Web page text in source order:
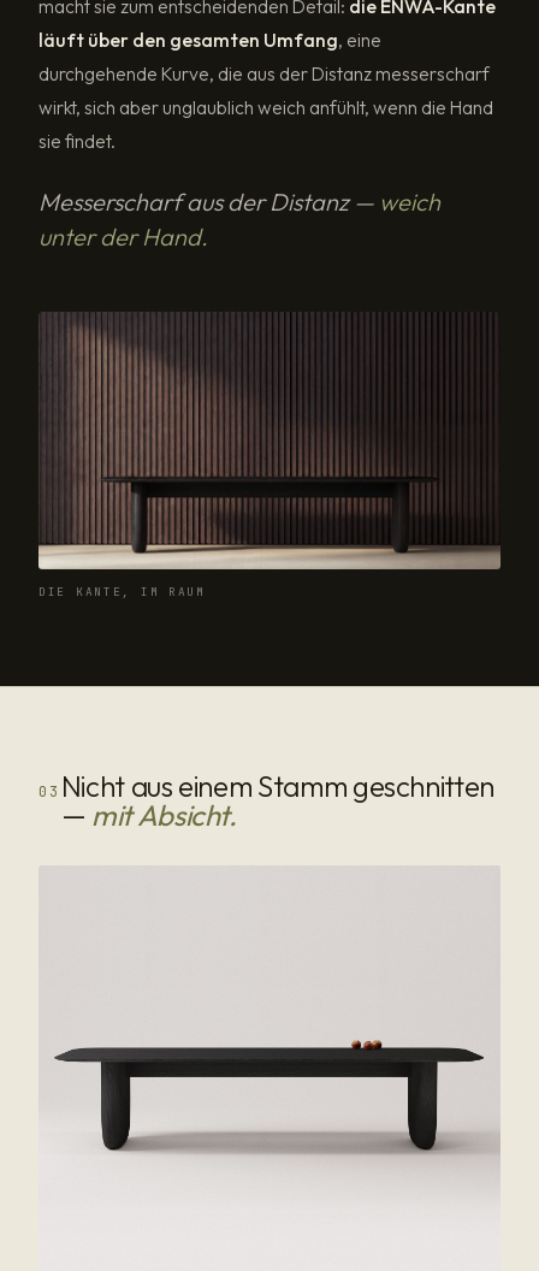
macht sie zum entscheidenden Detail: die ENWA-Kante
läuft über den gesamten Umfang, eine
durchgehende Kurve, die aus der Distanz messerscharf
wirkt, sich aber unglaublich weich anfühlt, wenn die Hand
sie findet.
Messerscharf aus der Distanz — weich
unter der Hand.
DIE KANTE, IM RAUM
03 Nicht aus einem Stamm geschnitten
— mit Absicht.